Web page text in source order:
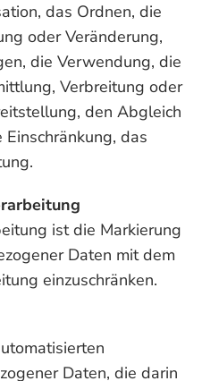
das Ordnen, die
oder Veränderung,
die Verwendung, die
Verbreitung oder
den Abgleich
das
ist die Markierung
Daten mit dem
einzuschränken.
Daten, die darin